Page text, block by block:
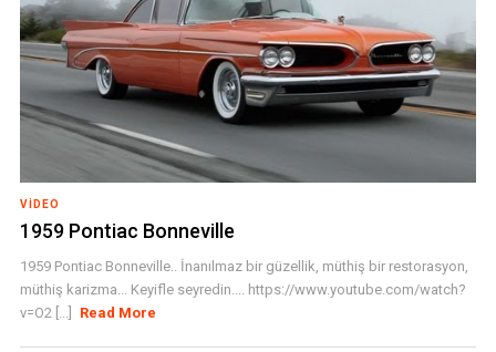
VIDEO
1959 Pontiac Bonneville
1959 Pontiac Bonneville.. İnanılmaz bir güzellik, müthiş bir restorasyon,
müthiş karizma... Keyifle seyredin.... https://www.youtube.com/watch?
v=O2 [...]
Read More